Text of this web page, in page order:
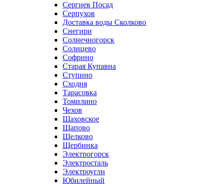
Сергиев Посад
Серпухов
Доставка воды Сколково
Снегири
Солнечногорск
Солнцево
Софрино
Старая Купавна
Ступино
Сходня
Тарасовка
Томилино
Чехов
Шаховское
Щапово
Щелково
Щербинка
Электрогорск
Электросталь
Электроугли
Юбилейный